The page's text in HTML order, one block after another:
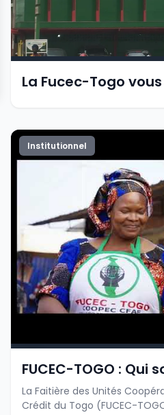
La Fucec-Togo
Institutionnel
FUCEC-TOGO : Qui
La Faitière des Unités
Crédit du Togo (FUCEC-